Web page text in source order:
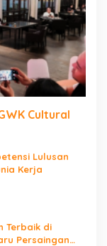
Cultural
Lulusan
Kerja
Terbaik di
Persaingan